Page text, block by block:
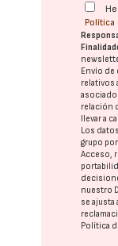
Política
Envío de
relativos
relación
llevar a
Los
grupo
Acceso,
nuestro
se ajusta
Política